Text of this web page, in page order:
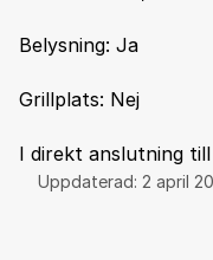
Belysning: Ja
Grillplats: Nej
I direkt anslutning
Uppdaterad: 2 april